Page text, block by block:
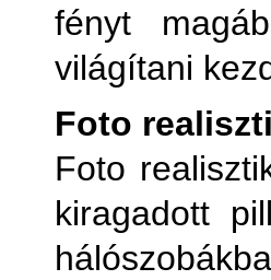
fényt
világítani
Foto
Foto
kiragadott